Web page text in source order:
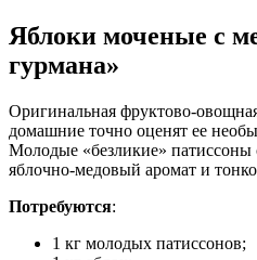
Яблоки моченые с
гурмана»
Оригинальная фруктово-
домашние точно оценят ее
Молодые «безликие»
яблочно-медовый аромат и
Потребуются:
1 кг молодых патиссонов;